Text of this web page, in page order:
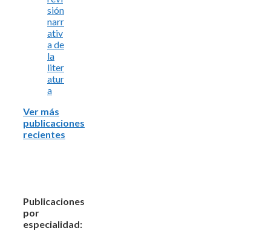
sión
narr
ativ
a de
la
liter
atur
a
Ver más
publicaciones
recientes
Publicaciones
por
especialidad: